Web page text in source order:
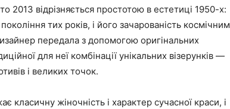
2013 відрізняється простотою в естетиці 1950-х:
тих років, і його зачарованість космічним
передала з допомогою оригінальних
для неї комбінації унікальних візерунків —
і великих точок.
класичну жіночність і характер сучасної краси, і